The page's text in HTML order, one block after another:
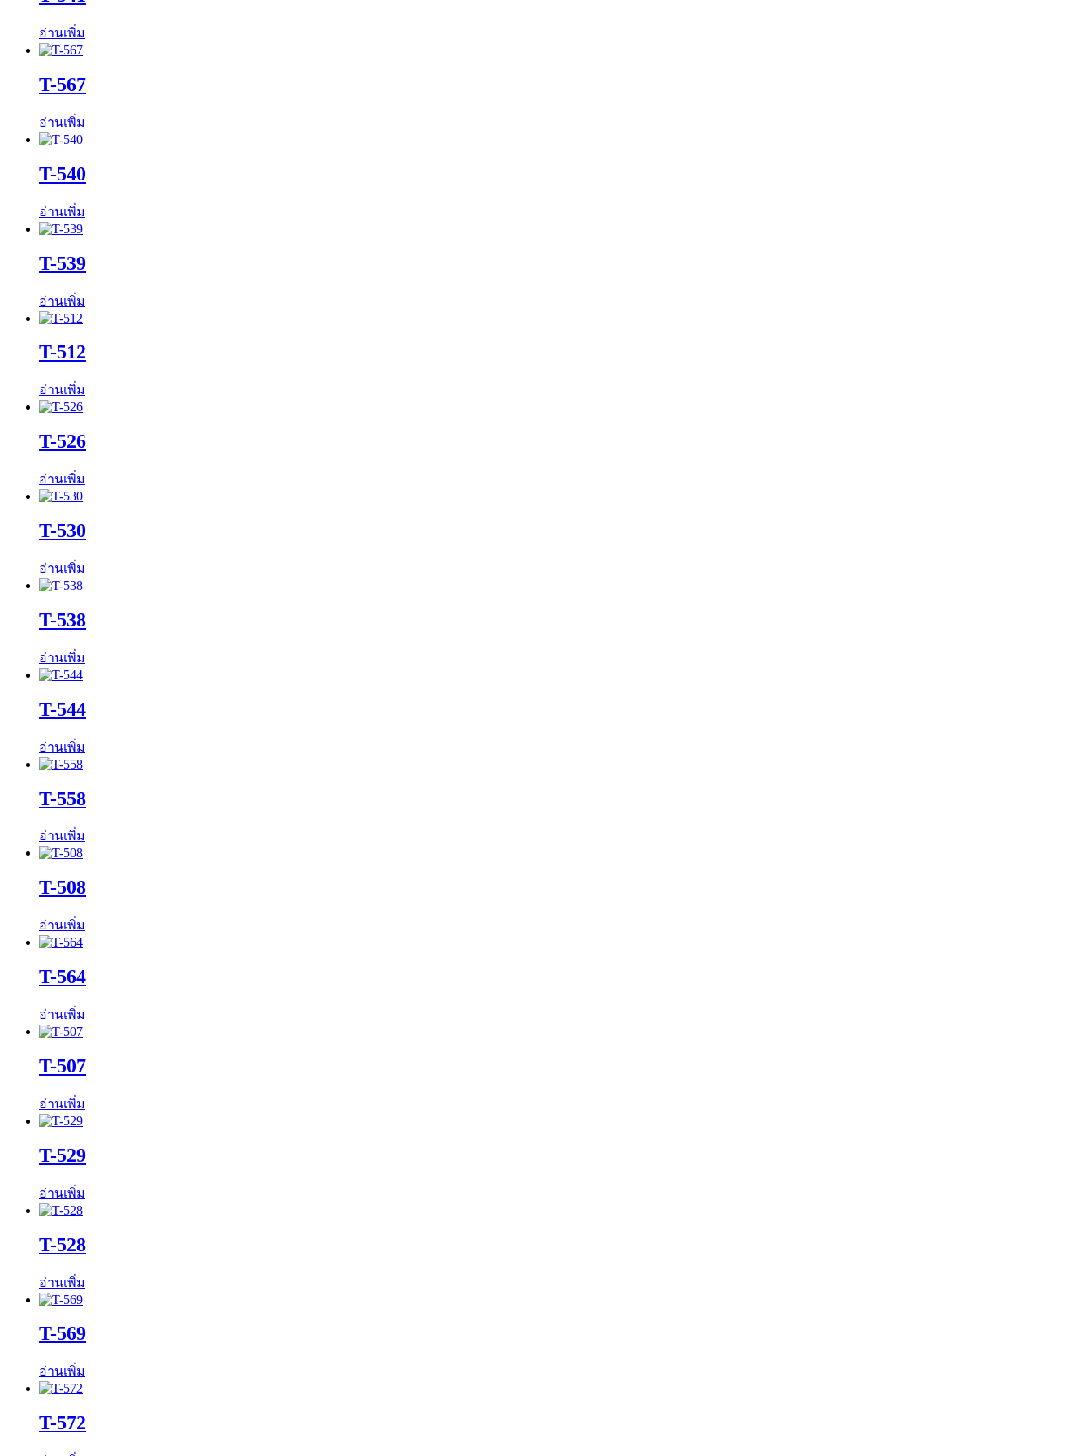
อ่านเพิ่ม
T-567
อ่านเพิ่ม
T-540
อ่านเพิ่ม
T-539
อ่านเพิ่ม
T-512
อ่านเพิ่ม
T-526
อ่านเพิ่ม
T-530
อ่านเพิ่ม
T-538
อ่านเพิ่ม
T-544
อ่านเพิ่ม
T-558
อ่านเพิ่ม
T-508
อ่านเพิ่ม
T-564
อ่านเพิ่ม
T-507
อ่านเพิ่ม
T-529
อ่านเพิ่ม
T-528
อ่านเพิ่ม
T-569
อ่านเพิ่ม
T-572